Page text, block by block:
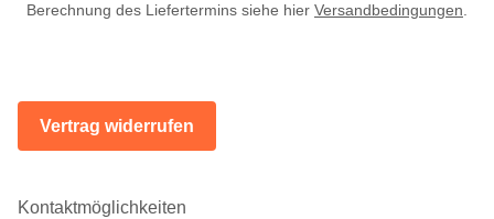
Berechnung des Liefertermins siehe hier Versandbedingungen.
Vertrag widerrufen
Kontaktmöglichkeiten